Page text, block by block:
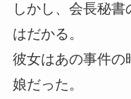
しかし、会長秘
はだかる。
彼女はあの事件の
娘だった。